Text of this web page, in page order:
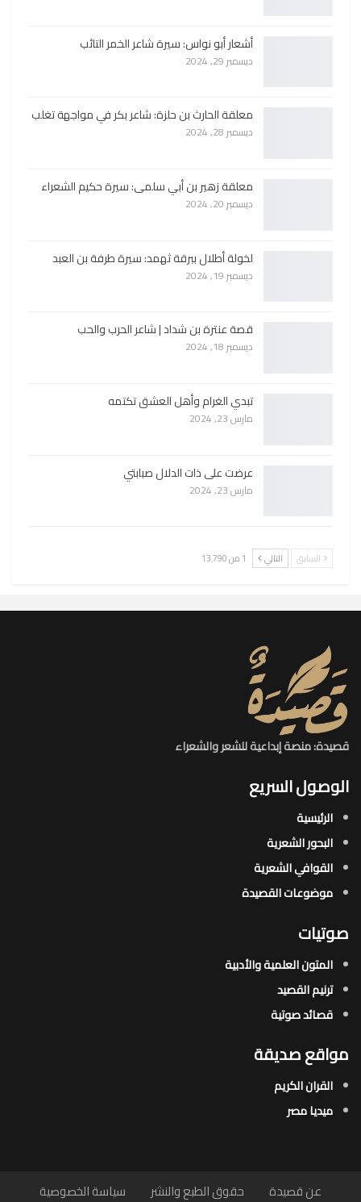
أشعار أبو نواس: سيرة شاعر الخمر التائب
ديسمبر 29, 2024
معلقة الحارث بن حلزة: شاعر بكر في مواجهة تغلب
ديسمبر 28, 2024
معلقة زهير بن أبي سلمى: سيرة حكيم الشعراء
ديسمبر 20, 2024
لخولة أطلال ببرقة ثهمد: سيرة طرفة بن العبد
ديسمبر 19, 2024
قصة عنترة بن شداد | شاعر الحرب والحب
ديسمبر 18, 2024
تبدي الغرام وأهل العشق تكتمه
مارس 23, 2024
عرضت على ذات الدلال صبابتي
مارس 23, 2024
السابق التالي 1 من 13٬790
قصيدة: منصة إبداعية للشعر والشعراء
الوصول السريع
الرئيسية
البحور الشعرية​
القوافي الشعرية​
موضوعات القصيدة​
صوتيات
المتون العلمية والأدبية
ترنيم القصيد
قصائد صوتية
مواقع صديقة
القران الكريم
ميديا مصر
عن قصيدة حقوق الطبع والنشر سياسة الخصوصية